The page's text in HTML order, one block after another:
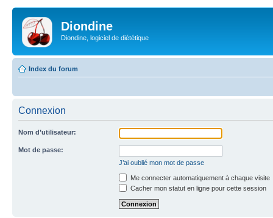
Diondine
Diondine, logiciel de diététique
Index du forum
Connexion
Nom d’utilisateur:
Mot de passe:
J’ai oublié mon mot de passe
Me connecter automatiquement à chaque visite
Cacher mon statut en ligne pour cette session